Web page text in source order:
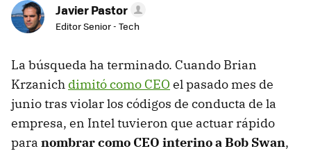
Javier Pastor
Editor Senior - Tech
La búsqueda ha terminado. Cuando Brian
Krzanich dimitó como CEO el pasado mes de
junio tras violar los códigos de conducta de la
empresa, en Intel tuvieron que actuar rápido
para nombrar como CEO interino a Bob Swan,